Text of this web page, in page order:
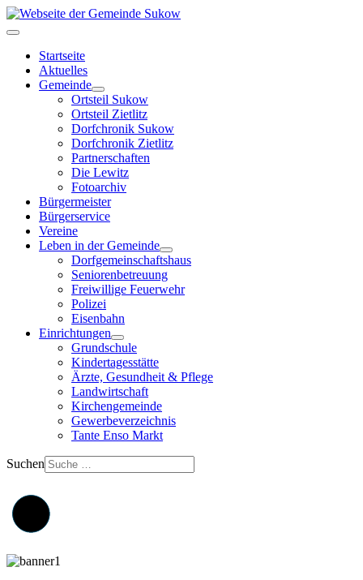
Startseite
Aktuelles
Gemeinde
Ortsteil Sukow
Ortsteil Zietlitz
Dorfchronik Sukow
Dorfchronik Zietlitz
Partnerschaften
Die Lewitz
Fotoarchiv
Bürgermeister
Bürgerservice
Vereine
Leben in der Gemeinde
Dorfgemeinschaftshaus
Seniorenbetreuung
Freiwillige Feuerwehr
Polizei
Eisenbahn
Einrichtungen
Grundschule
Kindertagesstätte
Ärzte, Gesundheit & Pflege
Landwirtschaft
Kirchengemeinde
Gewerbeverzeichnis
Tante Enso Markt
Suchen